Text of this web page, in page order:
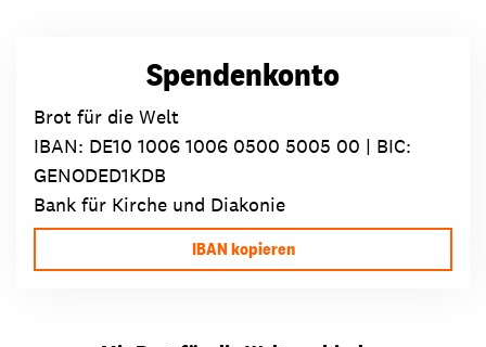
Spendenkonto
Brot für die Welt
IBAN: DE10 1006 1006 0500 5005 00 | BIC:
GENODED1KDB
Bank für Kirche und Diakonie
IBAN kopieren